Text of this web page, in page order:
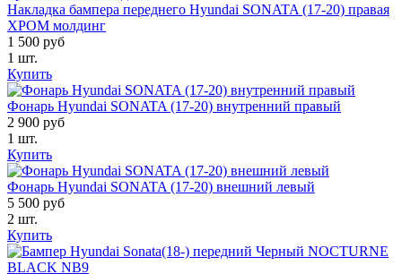
Накладка бампера переднего Hyundai SONATA (17-20) правая
ХРОМ молдинг
1 500 руб
1 шт.
Купить
Фонарь Hyundai SONATA (17-20) внутренний правый
2 900 руб
1 шт.
Купить
Фонарь Hyundai SONATA (17-20) внешний левый
5 500 руб
2 шт.
Купить